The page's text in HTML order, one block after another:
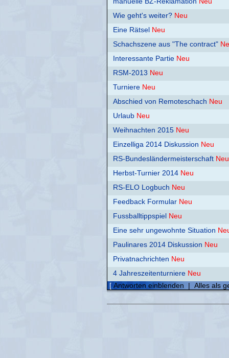
Wie geht's weiter? Neu
Eine Rätsel Neu
Schachszene aus "The contract"
Interessante Partie Neu
RSM-2013 Neu
Turniere Neu
Abschied von Remoteschach Neu
Urlaub Neu
Weihnachten 2015 Neu
Einzelliga 2014 Diskussion Neu
RS-Bundesländermeisterschaft Neu
Herbst-Turnier 2014 Neu
RS-ELO Logbuch Neu
Feedback Formular Neu
Fussballtippspiel Neu
Eine sehr ungewohnte Situation
Paulinares 2014 Diskussion Neu
Privatnachrichten Neu
4 Jahreszeitenturniere Neu
[ Antworten einblenden | Alles als